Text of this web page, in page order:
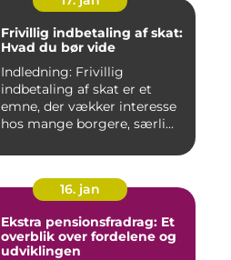
Frivillig indbetaling af skat:
Hvad du bør vide
Indledning: Frivillig
indbetaling af skat er et
emne, der vækker interesse
hos mange borgere, særli...
16. jan
Ekstra pensionsfradrag: Et
overblik over fordelene og
udviklingen